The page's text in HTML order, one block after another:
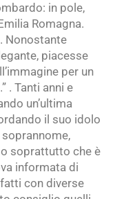
in pole,
Romagna.
Nonostante
piacesse
per un
. Tanti anni e
un’ultima
il suo idolo
soprattutto che è
informata di
con diverse